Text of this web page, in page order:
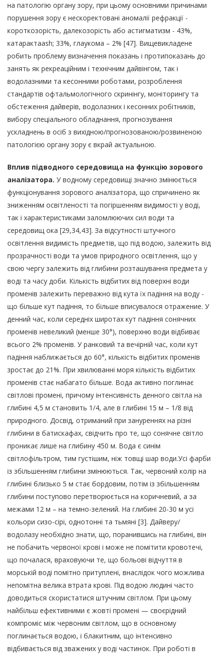
на патологію органу зору, при цьому основними причинами
порушення зору є нескоректовані аномалії рефракції -
короткозорість, далекозорість або астигматизм - 43%,
катарактаash; 33%, глаукома – 2% [47]. Вищевикладене
робить проблему визначення показань і протипоказань до
занять як рекреаційним і технічним дайвінгом, так і
водолазними та кесонними роботами, розроблення
стандартів офтальмологічного скринінгу, моніторингу та
обстеження дайверів, водолазних і кесонних робітників,
вибору спеціального обладнання, прогнозування
ускладнень в осіб з вихідною/прогнозованою/розвиненою
патологією органу зору є вкрай актуальною.
Вплив підводного середовища на функцію зорового
аналізатора. У водному середовищі значно змінюється
функціонування зорового аналізатора, що спричинено як
зниженням освітленості та погіршенням видимості у воді,
так і характеристиками заломлюючих сил води та
середовищ ока [29,34,43]. За відсутності штучного
освітлення видимість предметів, що під водою, залежить від
прозрачності води та умов природного освітлення, що у
свою чергу залежить від глибини розташування предмета у
воді та часу доби. Кількість відбитих від поверхні води
променів залежить переважно від кута їх падіння на воду -
що більше кут падіння, то більше вписувалося отражение. У
денний час, коли середніх широтах кут падіння сонячних
променів невеликий (менше 30°), поверхню води відбиває
всього 2% променів. У ранковий та вечірній час, коли кут
падіння наближається до 60°, кількість відбитих променів
зростає до 21%. При хвилюванні моря кількість відбитих
променів стає набагато більше. Вода активно поглинає
світлові промені, причому інтенсивність денного світла на
глибині 4,5 м становить 1/4, але в глибині 15 м – 1/8 від
природного. Досвід, отриманий при зануреннях на різні
глибини в батискафах, свідчить про те, що сонячне світло
проникає лише на глибину 450 м. Вода є синім
світлофільтром, тим густішим, ніж товщі шар води.Усі фарби
із збільшенням глибини змінюються. Так, червоний колір на
глибині близько 5 м стає бордовим, потім із збільшенням
глибини поступово перетворюється на коричневий, а за
межами 12 м – на темно-зелений. На глибині 20-30 м усі
кольори сизо-сірі, однотонні та тьмяні [3]. Дайверу/
водолазу необхідно знати, що, поранившись на глибині, він
не побачить червоної крові і може не помітити кровотечі,
що почалася, враховуючи те, що больові відчуття в
морській воді помітно притуплені, внаслідок чого можлива
непомітна велика втрата крові. Під водою людині часто
доводиться скористатися штучним світлом. При цьому
найбільш ефективними є жовті промені — своєрідний
компроміс між червоним світлом, що в основному
поглинається водою, і блакитним, що інтенсивно
відбивається від зважених у воді частинок. При роботі в